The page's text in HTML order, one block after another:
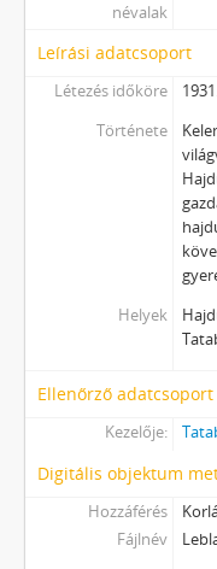
névalak
Leírási adatcsoport
Létezés időköre
Története
Helyek
Ellenőrző adatcsoport
Kezelője:
Digitális objektum
Hozzáférés
Fájlnév